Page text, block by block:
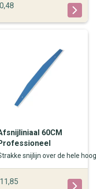
0,48
60CM
snijlijn over de hele
11,85